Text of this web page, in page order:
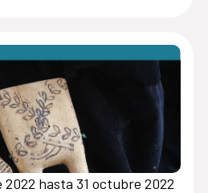
2022 hasta 31 octubre 2022